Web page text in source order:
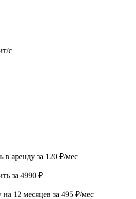
с
в аренду за 120 ₽/мес
за 4990 ₽
на 12 месяцев за 495 ₽/мес